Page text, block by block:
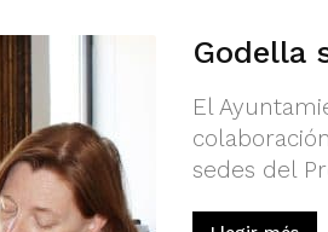
Godella
El
sedes del